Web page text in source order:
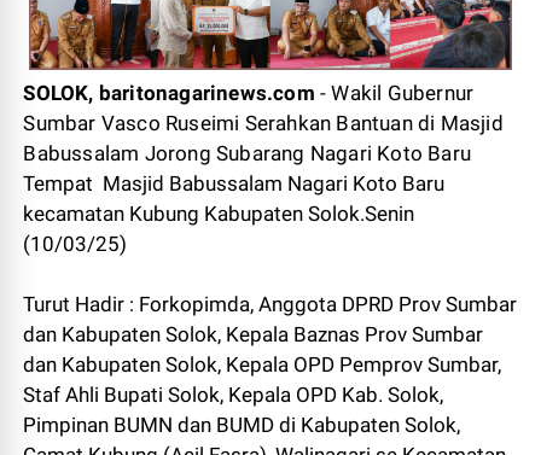
SOLOK, baritonagarinews.com - Wakil Gubernur
Sumbar Vasco Ruseimi Serahkan Bantuan di Masjid
Babussalam Jorong Subarang Nagari Koto Baru
Tempat Masjid Babussalam Nagari Koto Baru
kecamatan Kubung Kabupaten Solok.Senin
(10/03/25)
Turut Hadir : Forkopimda, Anggota DPRD Prov Sumbar
dan Kabupaten Solok, Kepala Baznas Prov Sumbar
dan Kabupaten Solok, Kepala OPD Pemprov Sumbar,
Staf Ahli Bupati Solok, Kepala OPD Kab. Solok,
Pimpinan BUMN dan BUMD di Kabupaten Solok,